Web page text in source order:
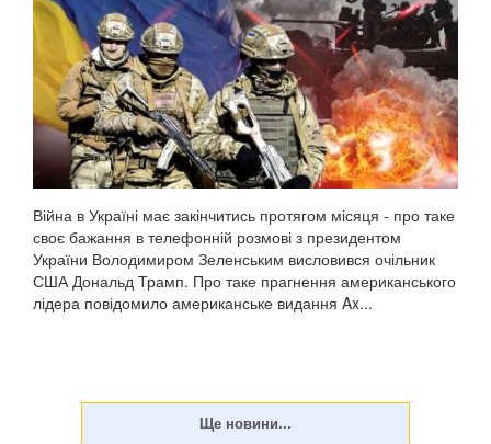
Війна в Україні має закінчитись протягом місяця - про таке
своє бажання в телефонній розмові з президентом
України Володимиром Зеленським висловився очільник
США Дональд Трамп. Про таке прагнення американського
лідера повідомило американське видання Ax...